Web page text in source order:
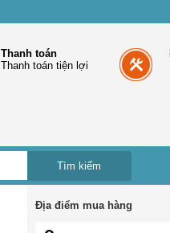
Thanh toán
Thanh toán tiện lợi
Địa điểm mua hàng